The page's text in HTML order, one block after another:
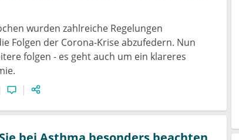
wurden zahlreiche Regelungen
Folgen der Corona-Krise abzufedern. Nun
folgen - es geht auch um ein klareres